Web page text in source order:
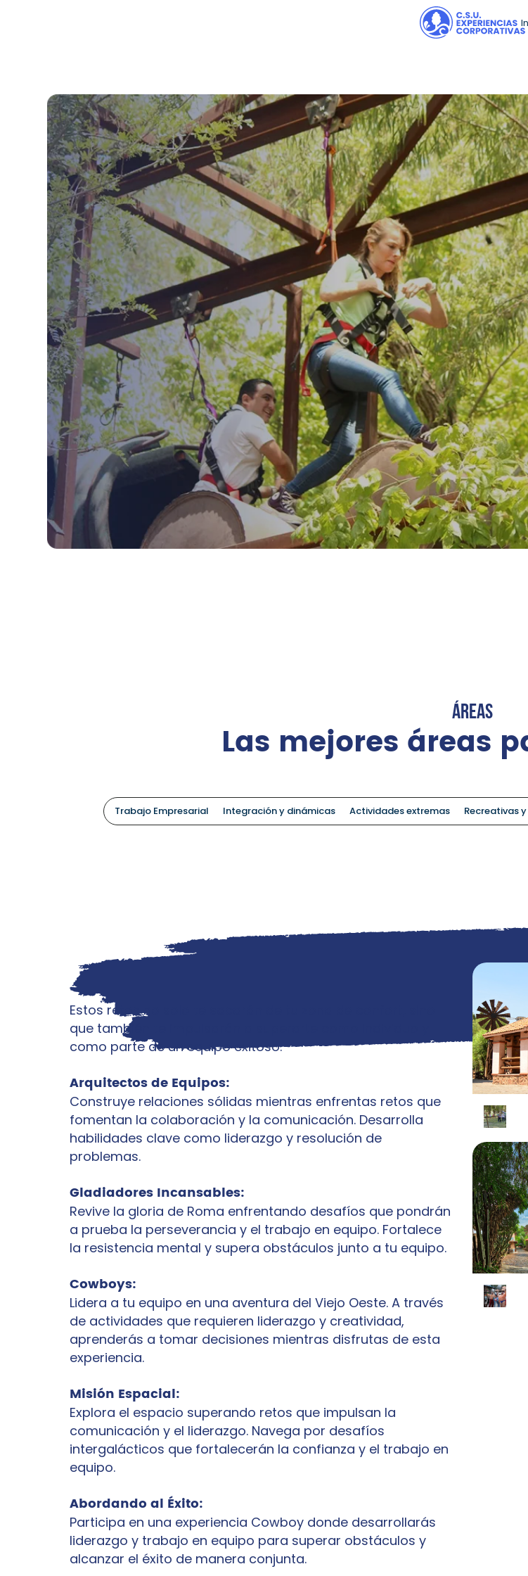
áreas
Las mejores áreas
Trabajo Empresarial Integración y dinámicas Actividades extremas Recreativas
Estos retos no solo te sacarán de tu zona de confort, sino
que también te impulsarán a superarte como individuo y
como parte de un equipo exitoso.
Arquitectos de Equipos:
Construye relaciones sólidas mientras enfrentas retos que
fomentan la colaboración y la comunicación. Desarrolla
habilidades clave como liderazgo y resolución de
problemas.
Gladiadores Incansables:
Revive la gloria de Roma enfrentando desafíos que pondrán
a prueba la perseverancia y el trabajo en equipo. Fortalece
la resistencia mental y supera obstáculos junto a tu equipo.
Cowboys:
Lidera a tu equipo en una aventura del Viejo Oeste. A través
de actividades que requieren liderazgo y creatividad,
aprenderás a tomar decisiones mientras disfrutas de esta
experiencia.
Misión Espacial:
Explora el espacio superando retos que impulsan la
comunicación y el liderazgo. Navega por desafíos
intergalácticos que fortalecerán la confianza y el trabajo en
equipo.
Abordando al Éxito:
Participa en una experiencia Cowboy donde desarrollarás
liderazgo y trabajo en equipo para superar obstáculos y
alcanzar el éxito de manera conjunta.